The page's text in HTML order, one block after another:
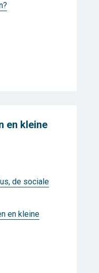
en kleine
de sociale
en kleine